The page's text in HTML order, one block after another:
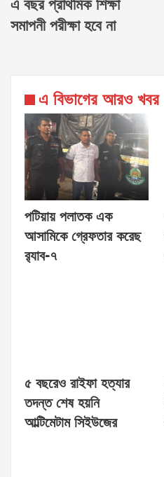
এ বছর প্রাথমিক শিক্ষা
সমাপনী পরীক্ষা হবে না
এ বিভাগের আরও খবর
পটিয়ায় পলাতক এক
আসামিকে গ্রেফতার করেছ
র‍্যাব-৭
৫ বছরেও রাইফা হত্যার
তদন্ত শেষ হয়নি
আল্টিমেটাম সিইউজের